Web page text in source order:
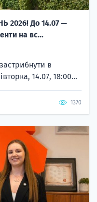
2026! До 14.07 —
на вс...
в
14.07, 18:00...
1370